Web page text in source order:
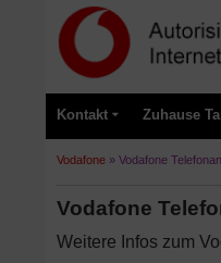
Kontakt Zuhause
Vodafone » Vodafone
Vodafone
Weitere Infos zum